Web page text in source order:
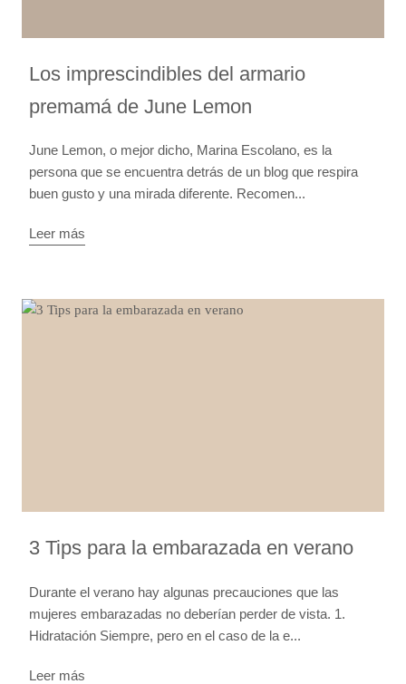
Los imprescindibles del armario
premamá de June Lemon
June Lemon, o mejor dicho, Marina Escolano, es la
persona que se encuentra detrás de un blog que respira
buen gusto y una mirada diferente. Recomen...
Leer más
3 Tips para la embarazada en verano
Durante el verano hay algunas precauciones que las
mujeres embarazadas no deberían perder de vista. 1.
Hidratación Siempre, pero en el caso de la e...
Leer más